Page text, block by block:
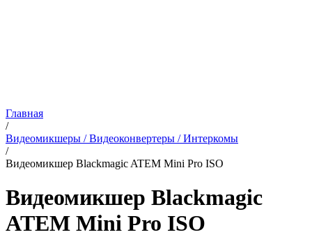
Главная
/
Видеомикшеры / Видеоконвертеры / Интеркомы
/
Видеомикшер Blackmagic ATEM Mini Pro ISO
Видеомикшер Blackmagic
ATEM Mini Pro ISO